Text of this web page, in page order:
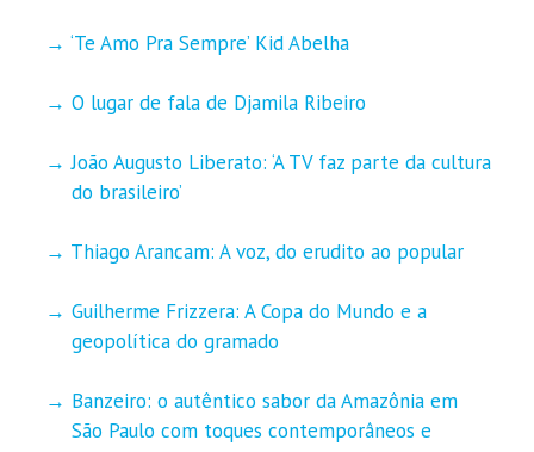
‘Te Amo Pra Sempre’ Kid Abelha
O lugar de fala de Djamila Ribeiro
João Augusto Liberato: ‘A TV faz parte da cultura
do brasileiro’
Thiago Arancam: A voz, do erudito ao popular
Guilherme Frizzera: A Copa do Mundo e a
geopolítica do gramado
Banzeiro: o autêntico sabor da Amazônia em
São Paulo com toques contemporâneos e